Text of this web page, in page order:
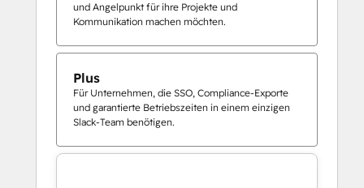
und Angelpunkt für ihre Projekte und
Kommunikation machen möchten.
Plus
Für Unternehmen, die SSO, Compliance-Exporte
und garantierte Betriebszeiten in einem einzigen
Slack-Team benötigen.